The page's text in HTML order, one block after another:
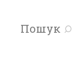
Пошук